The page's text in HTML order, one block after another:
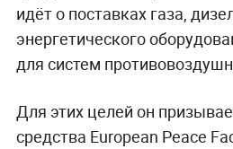
идёт о поставках газа,
энергетического
для систем
Для этих целей он
средства European Peace